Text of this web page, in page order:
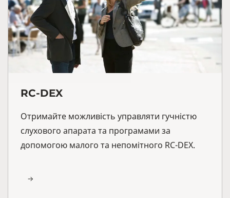
RC-DEX
Отримайте можливість управляти гучністю
слухового апарата та програмами за
допомогою малого та непомітного RC-DEX.